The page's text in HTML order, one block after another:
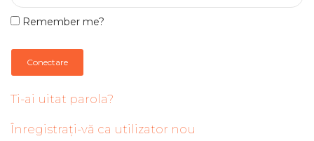
Remember me?
Conectare
Ti-ai uitat parola?
Înregistrați-vă ca utilizator nou